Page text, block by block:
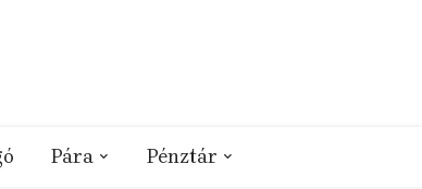
Pára Pénztár